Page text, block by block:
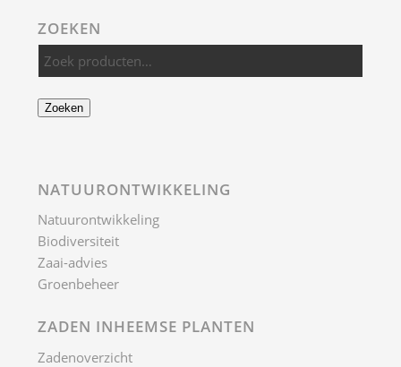
ZOEKEN
Zoeken
NATUURONTWIKKELING
Natuurontwikkeling
Biodiversiteit
Zaai-advies
Groenbeheer
ZADEN INHEEMSE PLANTEN
Zadenoverzicht